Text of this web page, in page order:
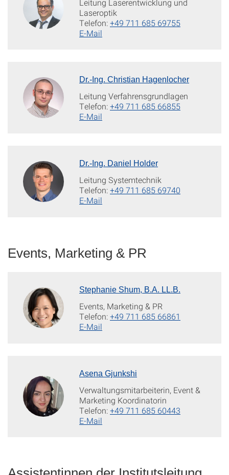
Laseroptik
Telefon:+49 711 685 69755
E-Mail
Dr.-Ing. Christian Hagenlocher
Leitung Verfahrensgrundlagen
Telefon:+49 711 685 66855
E-Mail
Dr.-Ing. Daniel Holder
Leitung Systemtechnik
Telefon:+49 711 685 69740
E-Mail
Events, Marketing & PR
Stephanie Shum, B.A. LL.B.
Events, Marketing & PR
Telefon:+49 711 685 66861
E-Mail
Asena Gjunkshi
Verwaltungsmitarbeiterin, Event &
Marketing Koordinatorin
Telefon:+49 711 685 60443
E-Mail